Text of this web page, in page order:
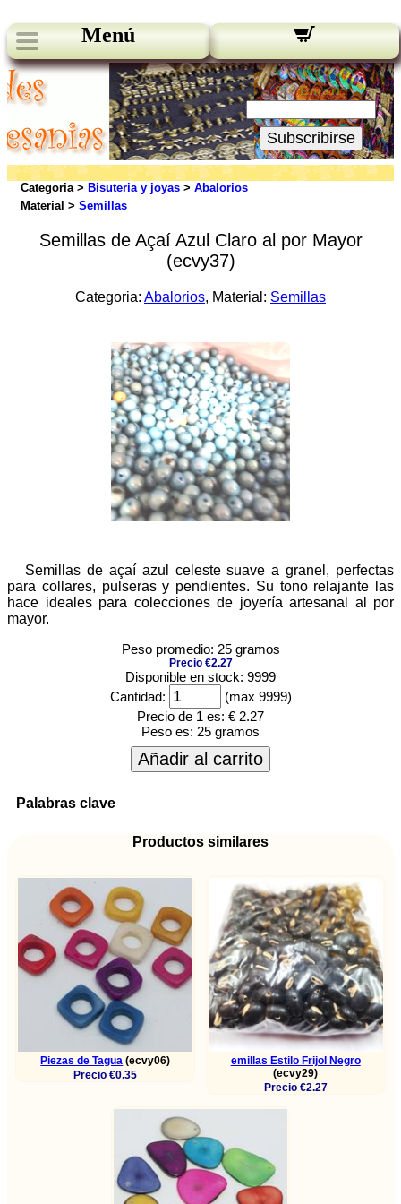
Menú
Novedades:
Su Email:
Subscribirse
Categoria > Bisuteria y joyas > Abalorios
Material > Semillas
Semillas de Açaí Azul Claro al por Mayor
(ecvy37)
Categoria: Abalorios, Material: Semillas
Semillas de açaí azul celeste suave a granel, perfectas
para collares, pulseras y pendientes. Su tono relajante las
hace ideales para colecciones de joyería artesanal al por
mayor.
Peso promedio: 25 gramos
Precio €2.27
Disponible en stock: 9999
Cantidad:
(max 9999)
Precio de 1 es: € 2.27
Peso es: 25 gramos
Añadir al carrito
Palabras clave
Productos similares
Piezas de Tagua (ecvy06)
Precio €0.35
emillas Estilo Frijol Negro
(ecvy29)
Precio €2.27